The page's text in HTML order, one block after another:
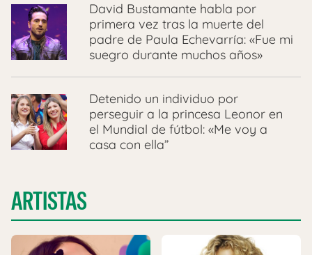
David Bustamante habla por
primera vez tras la muerte del
padre de Paula Echevarría: «Fue mi
suegro durante muchos años»
Detenido un individuo por
perseguir a la princesa Leonor en
el Mundial de fútbol: «Me voy a
casa con ella”
ARTISTAS